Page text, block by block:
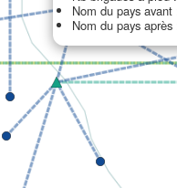
Nom du pays
Nom du pays